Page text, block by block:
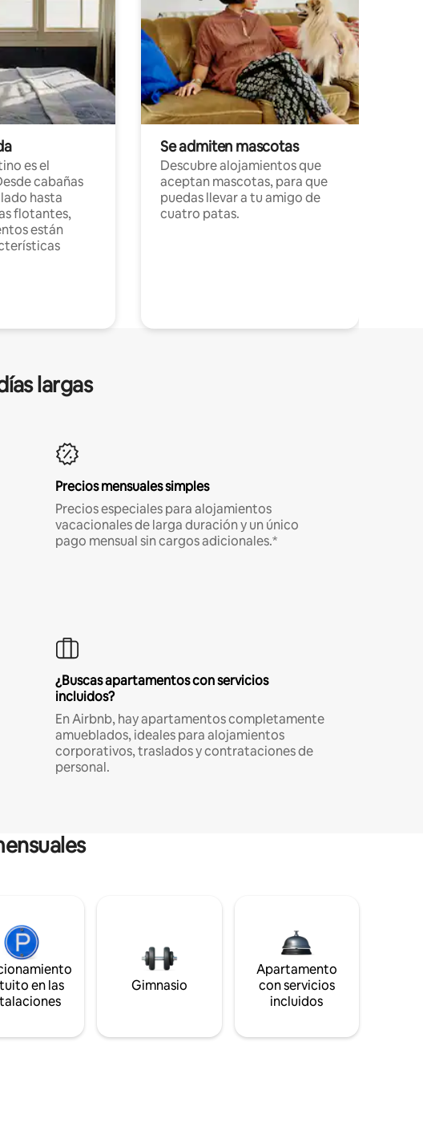
es el
cabañas
hasta
flotantes,
están
Se admiten mascotas
Descubre alojamientos que
aceptan mascotas, para que
puedas llevar a tu amigo de
cuatro patas.
largas
Precios mensuales simples
Precios especiales para alojamientos
vacacionales de larga duración y un único
pago mensual sin cargos adicionales.*
¿Buscas apartamentos con servicios
incluidos?
En Airbnb, hay apartamentos completamente
amueblados, ideales para alojamientos
corporativos, traslados y contrataciones de
personal.
en las
Gimnasio
Apartamento
con servicios
incluidos